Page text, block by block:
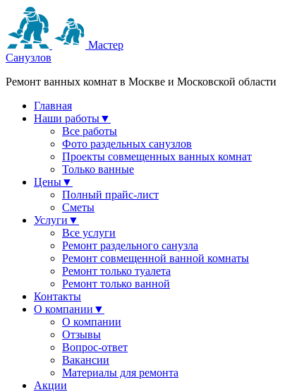
Мастер
Санузлов
Ремонт ванных комнат в Москве и Московской области
Главная
Наши работы▼
Все работы
Фото раздельных санузлов
Проекты совмещенных ванных комнат
Только ванные
Цены▼
Полный прайс-лист
Сметы
Услуги ▼
Все услуги
Ремонт раздельного санузла
Ремонт совмещенной ванной комнаты
Ремонт только туалета
Ремонт только ванной
Контакты
О компании ▼
О компании
Отзывы
Вопрос-ответ
Вакансии
Материалы для ремонта
Акции